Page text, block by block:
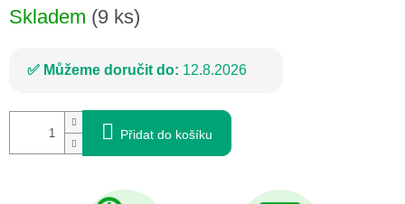
Skladem (9 ks)
Můžeme doručit do: 12.8.2026
Přidat do košíku